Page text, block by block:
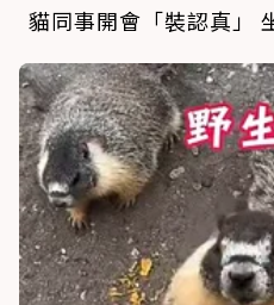
貓同事開會「裝認真」